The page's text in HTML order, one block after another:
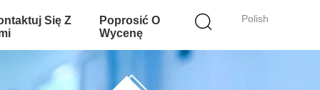
Polish
Się Z
Poprosić O
Wycenę